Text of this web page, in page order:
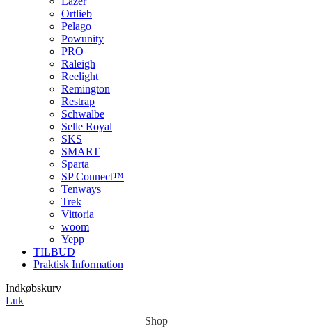
Ortlieb
Pelago
Powunity
PRO
Raleigh
Reelight
Remington
Restrap
Schwalbe
Selle Royal
SKS
SMART
Sparta
SP Connect™
Tenways
Trek
Vittoria
woom
Yepp
TILBUD
Praktisk Information
Indkøbskurv
Luk
Shop